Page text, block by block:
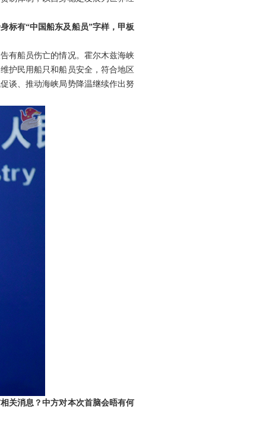
标有“中国船东及船员”字样，甲板
有船员伤亡的情况。霍尔木兹海峡
护民用船只和船员安全，符合地区
谈、推动海峡局势降温继续作出努
关消息？中方对本次首脑会晤有何